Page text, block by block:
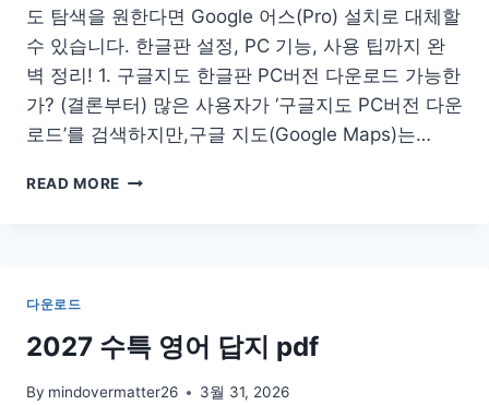
로
그
인
홈
페
이
지
도 탐색을 원한다면 Google 어스(Pro) 설치로 대체할
수 있습니다. 한글판 설정, PC 기능, 사용 팁까지 완
벽 정리! 1. 구글지도 한글판 PC버전 다운로드 가능한
가? (결론부터) 많은 사용자가 ‘구글지도 PC버전 다운
로드’를 검색하지만,구글 지도(Google Maps)는…
READ MORE
다
다운로드
2027 수특 영어 답지 pdf
By mindovermatter26 3월 31, 2026